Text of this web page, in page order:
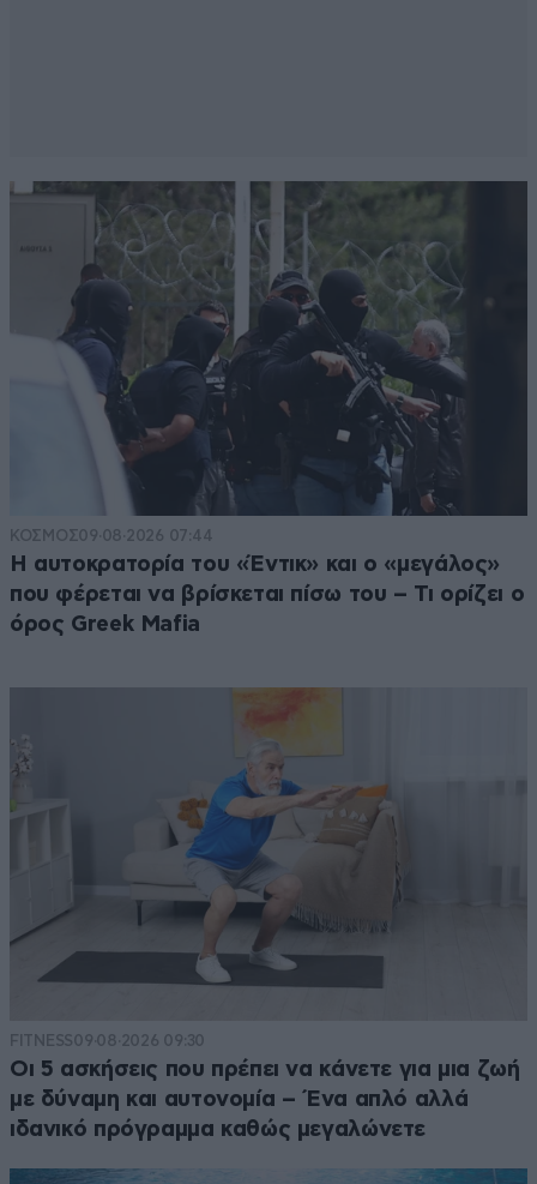
ΚΟΣΜΟΣ09·08·2026 07:44
Η αυτοκρατορία του «Έντικ» και ο «μεγάλος»
που φέρεται να βρίσκεται πίσω του – Τι ορίζει ο
όρος Greek Mafia
FITNESS09·08·2026 09:30
Οι 5 ασκήσεις που πρέπει να κάνετε για μια ζωή
με δύναμη και αυτονομία – Ένα απλό αλλά
ιδανικό πρόγραμμα καθώς μεγαλώνετε